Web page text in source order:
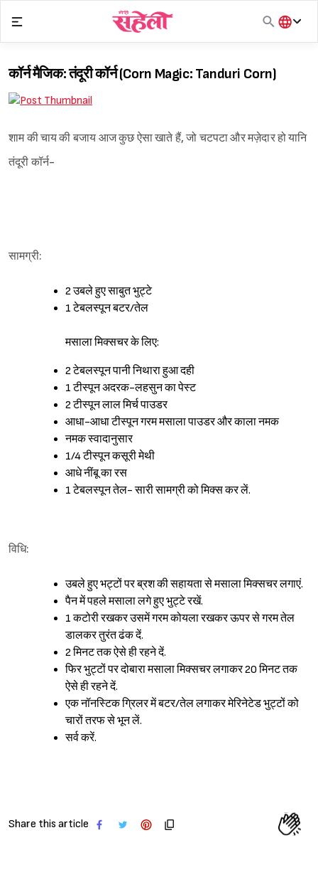
Sign in
content
हिंदी
कॉर्न मैजिक: तंदूरी कॉर्न (Corn Magic: Tanduri Corn)
शाम की चाय की बजाय आज कुछ ऐसा खाते हैं, जो चटपटा और मज़ेदार हो यानि
तंदूरी कॉर्न-
सामग्री:
2 उबले हुए साबुत भुट्टे
1 टेबलस्पून बटर/तेल
मसाला मिक्सचर के लिए:
2 टेबलस्पून पानी निथारा हुआ दही
1 टीस्पून अदरक-लहसुन का पेस्ट
2 टीस्पून लाल मिर्च पाउडर
आधा-आधा टीस्पून गरम मसाला पाउडर और काला नमक
नमक स्वादानुसार
1/4 टीस्पून कसूरी मेथी
आधे नींबू का रस
1 टेबलस्पून तेल- सारी सामग्री को मिक्स कर लें.
विधि:
उबले हुए भट्टों पर ब्रश की सहायता से मसाला मिक्सचर लगाएं.
पैन में पहले मसाला लगे हुए भुट्टे रखें.
1 कटोरी रखकर उसमें गरम कोयला रखकर ऊपर से गरम तेल
डालकर तुरंत ढंक दें.
2 मिनट तक ऐसे ही रहने दें.
फिर भुट्टों पर दोबारा मसाला मिक्सचर लगाकर 20 मिनट तक
ऐसे ही रहने दें.
एक नॉनस्टिक ग्रिलर में बटर/तेल लगाकर मेरिनेटेड भुट्टों को
चारों तरफ से भून लें.
सर्व करें.
Share this article